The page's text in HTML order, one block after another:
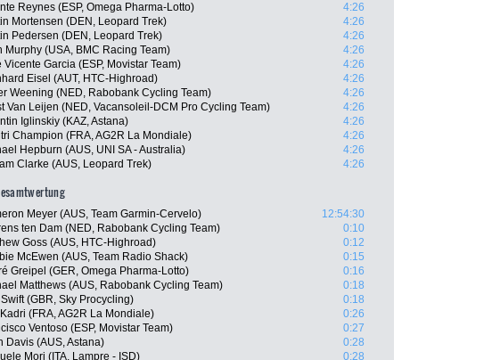
Reynes (ESP, Omega Pharma-Lotto)
4:26
Mortensen (DEN, Leopard Trek)
4:26
Pedersen (DEN, Leopard Trek)
4:26
Murphy (USA, BMC Racing Team)
4:26
Vicente Garcia (ESP, Movistar Team)
4:26
Eisel (AUT, HTC-Highroad)
4:26
Weening (NED, Rabobank Cycling Team)
4:26
Van Leijen (NED, Vacansoleil-DCM Pro Cycling Team)
4:26
Iglinskiy (KAZ, Astana)
4:26
Champion (FRA, AG2R La Mondiale)
4:26
Hepburn (AUS, UNI SA - Australia)
4:26
Clarke (AUS, Leopard Trek) 4:26
Meyer (AUS, Team Garmin-Cervelo)
12:54:30
ten Dam (NED, Rabobank Cycling Team)
0:10
Goss (AUS, HTC-Highroad)
0:12
McEwen (AUS, Team Radio Shack)
0:15
Greipel (GER, Omega Pharma-Lotto)
0:16
Matthews (AUS, Rabobank Cycling Team)
0:18
Swift (GBR, Sky Procycling)
0:18
(FRA, AG2R La Mondiale)
0:26
Ventoso (ESP, Movistar Team)
0:27
Davis (AUS, Astana)
0:28
Mori (ITA, Lampre - ISD)
0:28